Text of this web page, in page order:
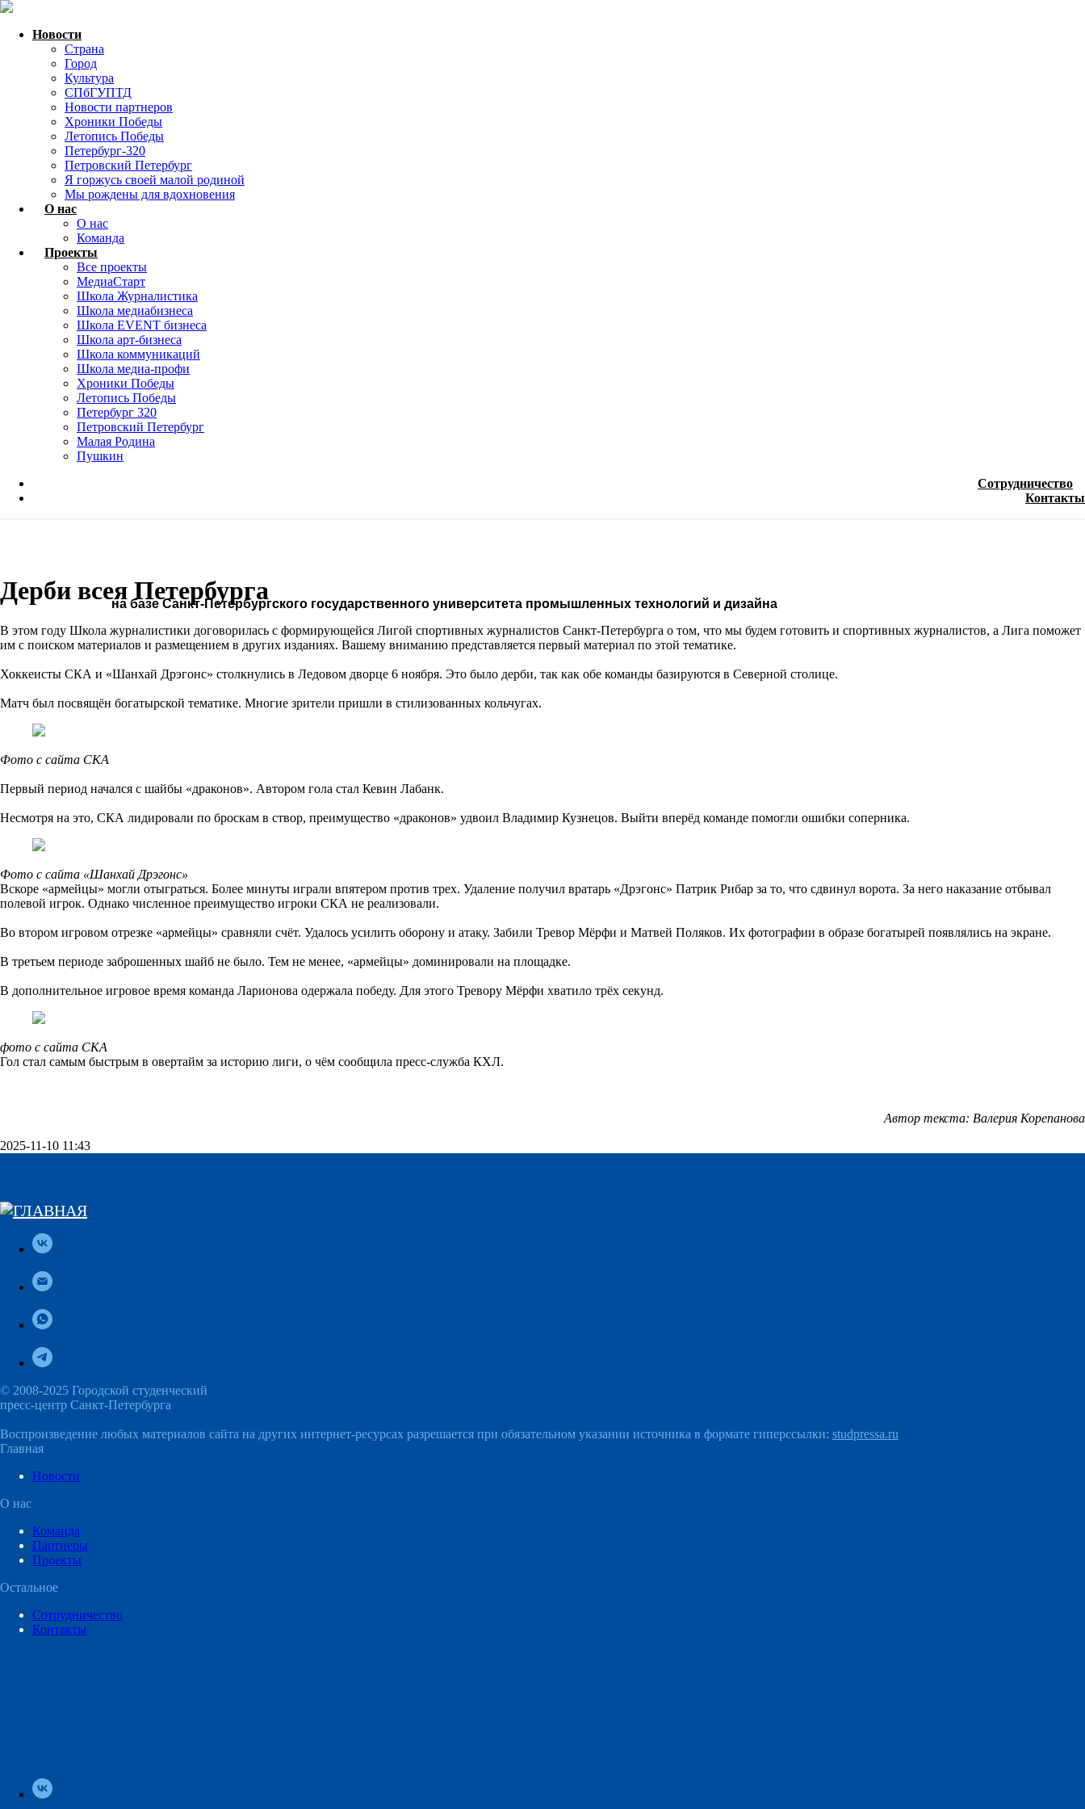
Новости
Страна
Город
Культура
СПбГУПТД
Новости партнеров
Хроники Победы
Летопись Победы
Петербург-320
Петровский Петербург
Я горжусь своей малой родиной
Мы рождены для вдохновения
О нас
О нас
Команда
Проекты
Все проекты
МедиаСтарт
Школа Журналистика
Школа медиабизнеса
Школа EVENT бизнеса
Школа арт-бизнеса
Школа коммуникаций
Школа медиа-профи
Хроники Победы
Летопись Победы
Петербург 320
Петровский Петербург
Малая Родина
Пушкин
Сотрудничество
Контакты
на базе Санкт-Петербургского государственного университета промышленных технологий и дизайна
Дерби всея Петербурга
В этом году Школа журналистики договорилась с формирующейся Лигой спортивных журналистов Санкт-Петербурга о том, что мы будем готовить и спортивных журналистов, а Лига поможет
им с поиском материалов и размещением в других изданиях. Вашему вниманию представляется первый материал по этой тематике.
Хоккеисты СКА и «Шанхай Дрэгонс» столкнулись в Ледовом дворце 6 ноября. Это было дерби, так как обе команды базируются в Северной столице.
Матч был посвящён богатырской тематике. Многие зрители пришли в стилизованных кольчугах.
Фото с сайта СКА
Первый период начался с шайбы «драконов». Автором гола стал Кевин Лабанк.
Несмотря на это, СКА лидировали по броскам в створ, преимущество «драконов» удвоил Владимир Кузнецов. Выйти вперёд команде помогли ошибки соперника.
Фото с сайта «Шанхай Дрэгонс»
Вскоре «армейцы» могли отыграться. Более минуты играли впятером против трех. Удаление получил вратарь «Дрэгонс» Патрик Рибар за то, что сдвинул ворота. За него наказание отбывал
полевой игрок. Однако численное преимущество игроки СКА не реализовали.
Во втором игровом отрезке «армейцы» сравняли счёт. Удалось усилить оборону и атаку. Забили Тревор Мёрфи и Матвей Поляков. Их фотографии в образе богатырей появлялись на экране.
В третьем периоде заброшенных шайб не было. Тем не менее, «армейцы» доминировали на площадке.
В дополнительное игровое время команда Ларионова одержала победу. Для этого Тревору Мёрфи хватило трёх секунд.
фото с сайта СКА
Гол стал самым быстрым в овертайм за историю лиги, о чём сообщила пресс-служба КХЛ.
Автор текста: Валерия Корепанова
2025-11-10 11:43
© 2008-2025 Городской студенческий
пресс-центр Санкт-Петербурга
Воспроизведение любых материалов сайта на других интернет-ресурсах разрешается при обязательном указании источника в формате гиперссылки: studpressa.ru
Главная
Новости
О нас
Команда
Партнеры
Проекты
Остальное
Сотрудничество
Контакты